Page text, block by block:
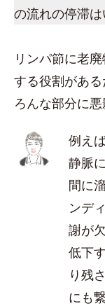
の流れの停滞
リンパ節に老
する役割があ
ろんな部分に
例え
静脈
間に
ンデ
謝が
低下
り残
にも